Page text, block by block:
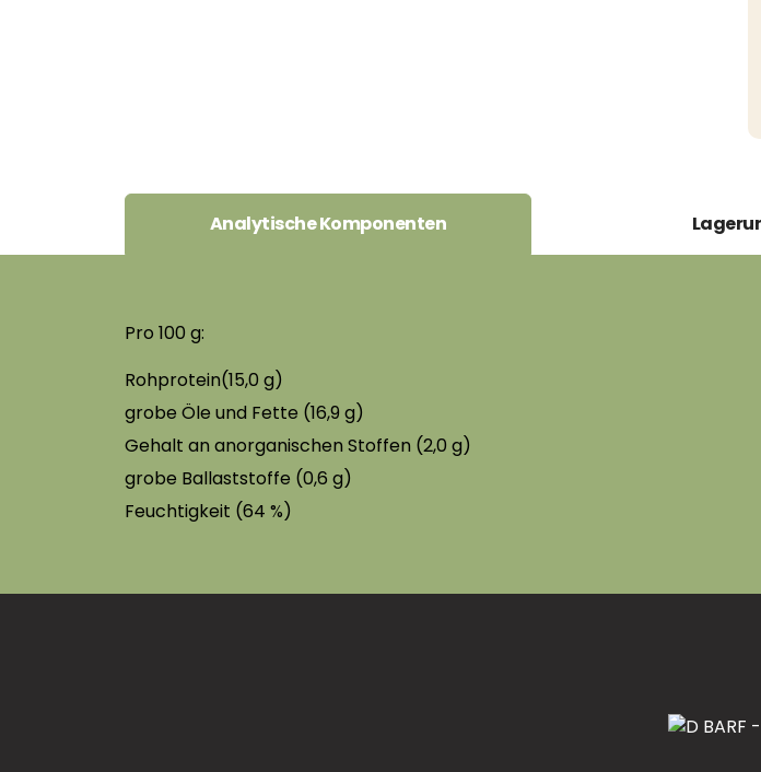
Analytische Komponenten
Pro 100 g:
Rohprotein(15,0 g)
grobe Öle und Fette (16,9 g)
Gehalt an anorganischen Stoffen (2,0 g)
grobe Ballaststoffe (0,6 g)
Feuchtigkeit (64 %)